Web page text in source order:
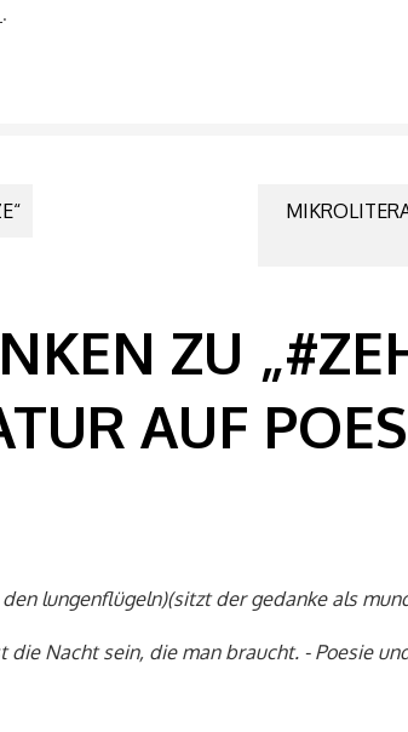
.
ZU „
AUF
lungenflügeln)(sitzt der gedanke als
die Nacht sein, die man braucht. - Poesie